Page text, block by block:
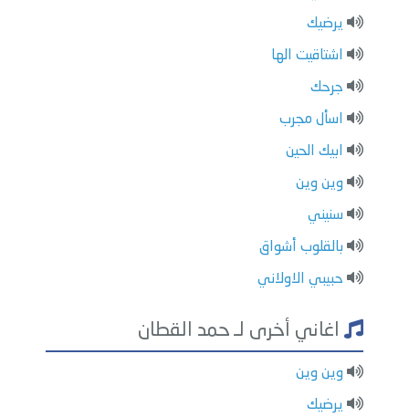
يرضيك
اشتاقيت الها
جرحك
اسأل مجرب
ابيك الحين
وين وين
سنيني
بالقلوب أشواق
حبيبي الاولاني
اغاني أخرى لـ حمد القطان
وين وين
يرضيك